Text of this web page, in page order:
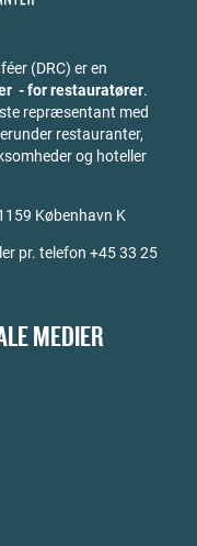
(DRC) er en
- for restauratører.
repræsentant med
restauranter,
og hoteller
København K
pr. telefon +45 33 25
MEDIER